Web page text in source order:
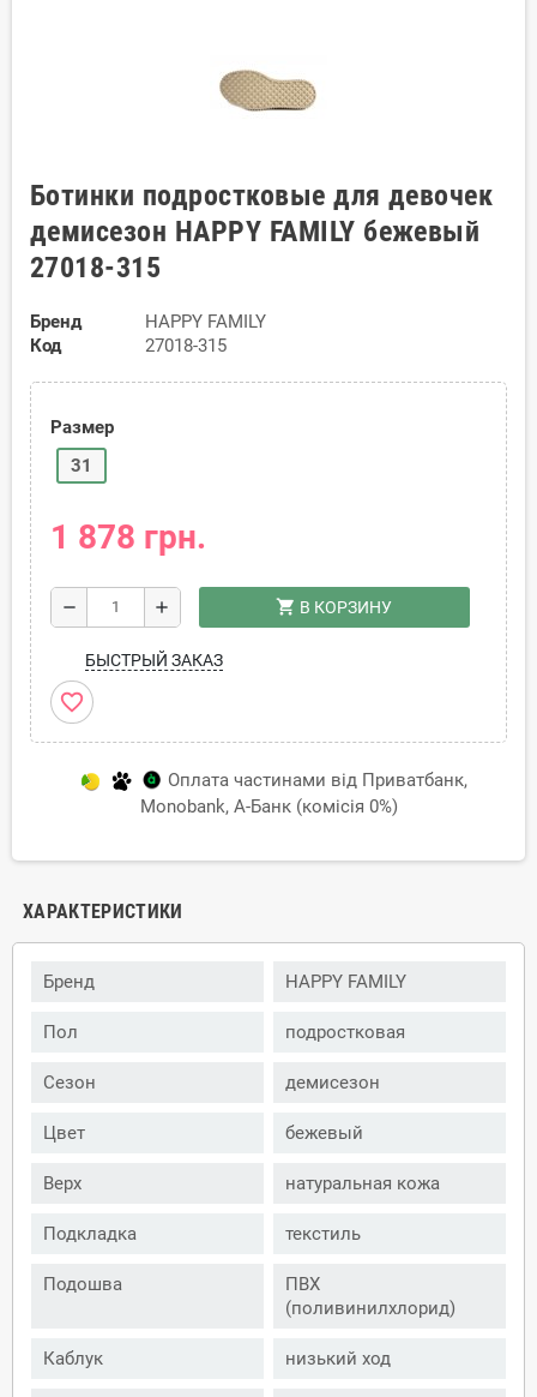
Ботинки подростковые для девочек
демисезон HAPPY FAMILY бежевый
27018-315
Бренд
HAPPY FAMILY
Код
27018-315
Размер
31
1 878 грн.
remove add shopping_cart В КОРЗИНУ
БЫСТРЫЙ ЗАКАЗ
favorite_border
Оплата частинами від Приватбанк,
Monobank, А-Банк (комісія 0%)
ХАРАКТЕРИСТИКИ
Бренд HAPPY FAMILY
Пол подростковая
Сезон демисезон
Цвет бежевый
Верх натуральная кожа
Подкладка текстиль
Подошва
ПВХ
(поливинилхлорид)
Каблук низький ход